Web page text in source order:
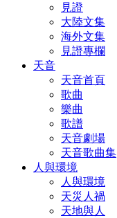
見證
大陸文集
海外文集
見證專欄
天音
天音首頁
歌曲
樂曲
歌譜
天音劇場
天音歌曲集
人與環境
人與環境
天災人禍
天地與人